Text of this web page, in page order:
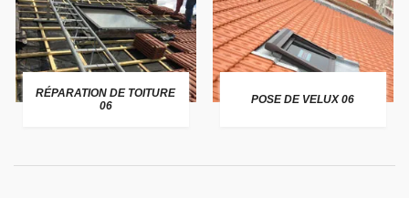
RÉPARATION DE TOITURE
06
POSE DE VELUX 06